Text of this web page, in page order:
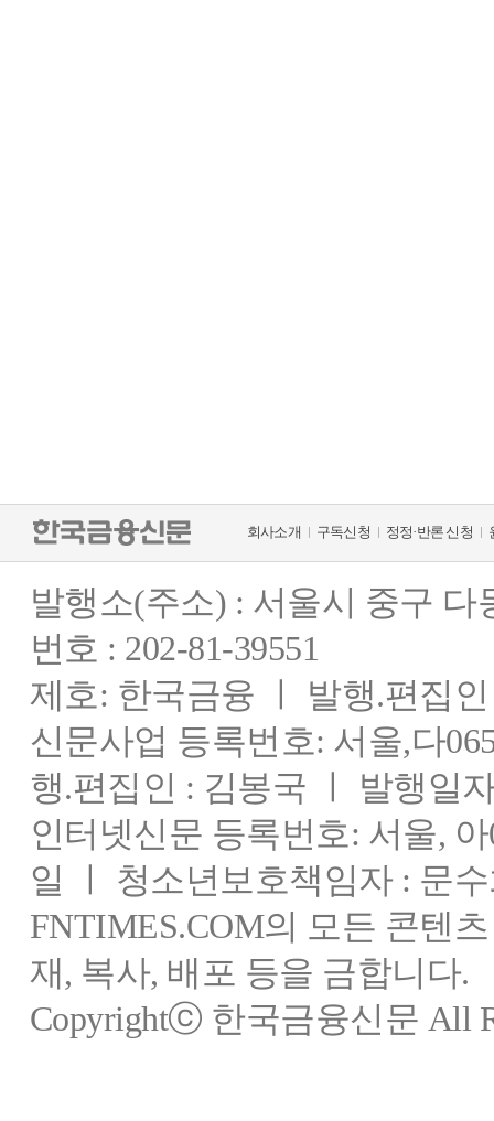
회사소개 구독신청 정정·반론 신청
발행소(주소) : 서울시 중구
번호 : 202-81-39551
제호: 한국금융 ㅣ 발행.편집
신문사업 등록번호: 서울,다
행.편집인 : 김봉국 ㅣ 발행일
인터넷신문 등록번호: 서울,
일 ㅣ 청소년보호책임자 : 문
FNTIMES.COM의 모든 콘텐
재, 복사, 배포 등을 금합니다.
Copyrightⓒ 한국금융신문 All